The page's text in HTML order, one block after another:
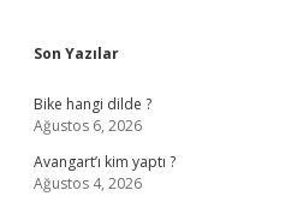
Sidebar
Son Yazılar
Bike hangi dilde ?
Ağustos 6, 2026
Avangart’ı kim yaptı ?
Ağustos 4, 2026